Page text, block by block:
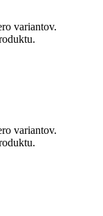
variantov.
variantov.